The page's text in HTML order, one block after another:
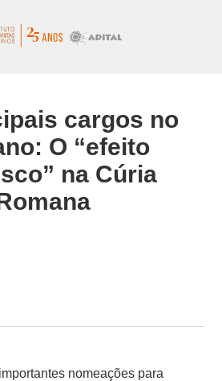
cargos no
O “efeito
na Cúria
nomeações para